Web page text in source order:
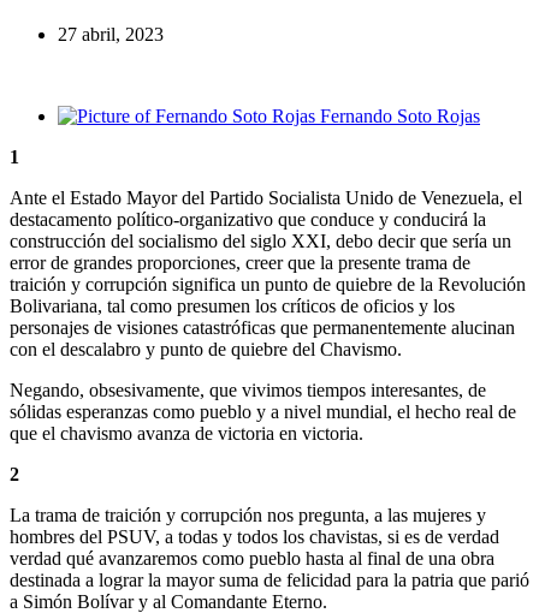
27 abril, 2023
Fernando Soto Rojas
1
Ante el Estado Mayor del Partido Socialista Unido de Venezuela, el
destacamento político-organizativo que conduce y conducirá la
construcción del socialismo del siglo XXI, debo decir que sería un
error de grandes proporciones, creer que la presente trama de
traición y corrupción significa un punto de quiebre de la Revolución
Bolivariana, tal como presumen los críticos de oficios y los
personajes de visiones catastróficas que permanentemente alucinan
con el descalabro y punto de quiebre del Chavismo.
Negando, obsesivamente, que vivimos tiempos interesantes, de
sólidas esperanzas como pueblo y a nivel mundial, el hecho real de
que el chavismo avanza de victoria en victoria.
2
La trama de traición y corrupción nos pregunta, a las mujeres y
hombres del PSUV, a todas y todos los chavistas, si es de verdad
verdad qué avanzaremos como pueblo hasta al final de una obra
destinada a lograr la mayor suma de felicidad para la patria que parió
a Simón Bolívar y al Comandante Eterno.